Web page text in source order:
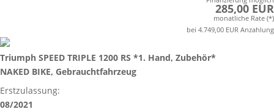
285,00 EUR
monatliche Rate (*)
bei 4.749,00 EUR Anzahlung
Triumph SPEED TRIPLE 1200 RS *1. Hand, Zubehör*
NAKED BIKE, Gebrauchtfahrzeug
Erstzulassung:
08/2021